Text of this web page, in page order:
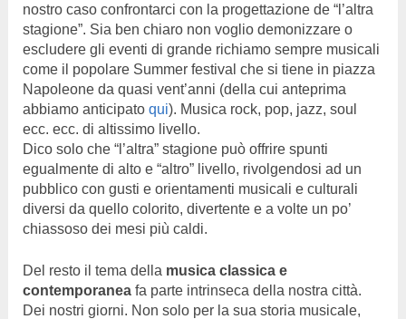
nostro caso confrontarci con la progettazione de “l’altra
stagione”. Sia ben chiaro non voglio demonizzare o
escludere gli eventi di grande richiamo sempre musicali
come il popolare Summer festival che si tiene in piazza
Napoleone da quasi vent’anni (della cui anteprima
abbiamo anticipato qui). Musica rock, pop, jazz, soul
ecc. ecc. di altissimo livello.
Dico solo che “l’altra” stagione può offrire spunti
egualmente di alto e “altro” livello, rivolgendosi ad un
pubblico con gusti e orientamenti musicali e culturali
diversi da quello colorito, divertente e a volte un po’
chiassoso dei mesi più caldi.
Del resto il tema della musica classica e
contemporaneafa parte intrinseca della nostra città.
Dei nostri giorni. Non solo per la sua storia musicale,